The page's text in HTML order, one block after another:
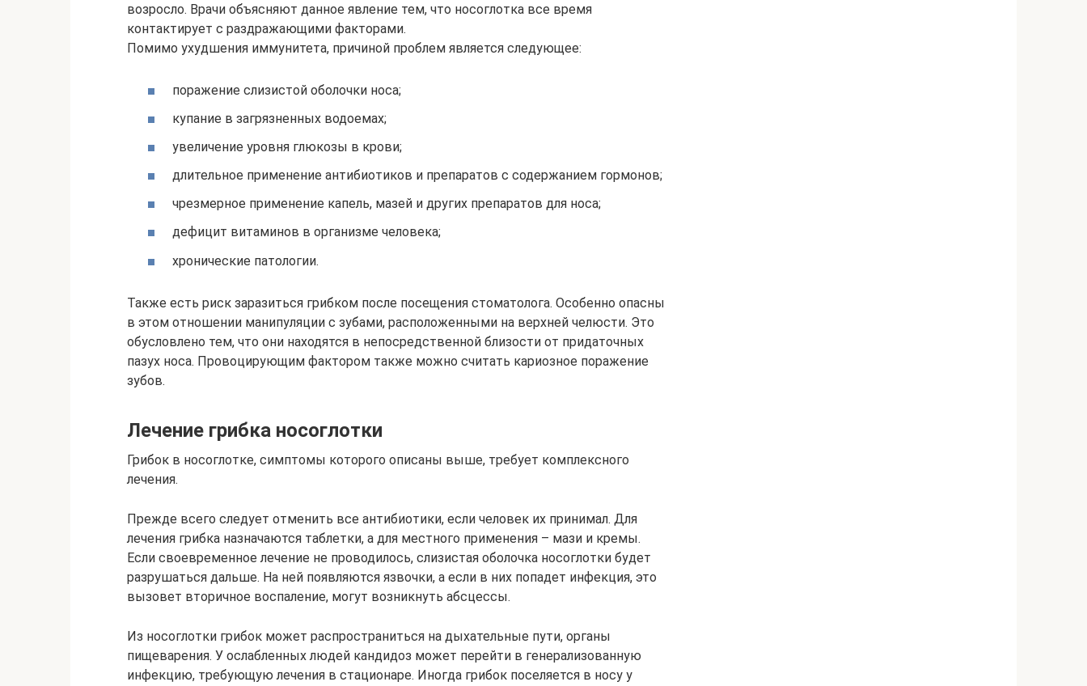
возросло. Врачи объясняют данное явление тем, что носоглотка все время
контактирует с раздражающими факторами.
Помимо ухудшения иммунитета, причиной проблем является следующее:
поражение слизистой оболочки носа;
купание в загрязненных водоемах;
увеличение уровня глюкозы в крови;
длительное применение антибиотиков и препаратов с содержанием гормонов;
чрезмерное применение капель, мазей и других препаратов для носа;
дефицит витаминов в организме человека;
хронические патологии.
Также есть риск заразиться грибком после посещения стоматолога. Особенно опасны
в этом отношении манипуляции с зубами, расположенными на верхней челюсти. Это
обусловлено тем, что они находятся в непосредственной близости от придаточных
пазух носа. Провоцирующим фактором также можно считать кариозное поражение
зубов.
Лечение грибка носоглотки
Грибок в носоглотке, симптомы которого описаны выше, требует комплексного
лечения.
Прежде всего следует отменить все антибиотики, если человек их принимал. Для
лечения грибка назначаются таблетки, а для местного применения – мази и кремы.
Если своевременное лечение не проводилось, слизистая оболочка носоглотки будет
разрушаться дальше. На ней появляются язвочки, а если в них попадет инфекция, это
вызовет вторичное воспаление, могут возникнуть абсцессы.
Из носоглотки грибок может распространиться на дыхательные пути, органы
пищеварения. У ослабленных людей кандидоз может перейти в генерализованную
инфекцию, требующую лечения в стационаре. Иногда грибок поселяется в носу у